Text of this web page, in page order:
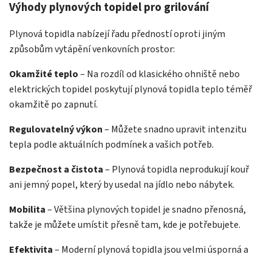
Výhody plynových topidel pro grilování
Plynová topidla nabízejí řadu předností oproti jiným
způsobům vytápění venkovních prostor:
Okamžité teplo– Na rozdíl od klasického ohniště nebo
elektrických topidel poskytují plynová topidla teplo téměř
okamžitě po zapnutí.
Regulovatelný výkon– Můžete snadno upravit intenzitu
tepla podle aktuálních podmínek a vašich potřeb.
Bezpečnost a čistota– Plynová topidla neprodukují kouř
ani jemný popel, který by usedal na jídlo nebo nábytek.
Mobilita– Většina plynových topidel je snadno přenosná,
takže je můžete umístit přesně tam, kde je potřebujete.
Efektivita– Moderní plynová topidla jsou velmi úsporná a